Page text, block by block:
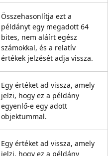
Összehasonlítja ezt a
példányt egy megadott 64
bites, nem aláírt egész
számokkal, és a relatív
értékek jelzését adja vissza.
Egy értéket ad vissza, amely
jelzi, hogy ez a példány
egyenlő-e egy adott
objektummal.
Egy értéket ad vissza, amely
jelzi, hogy ez a példány